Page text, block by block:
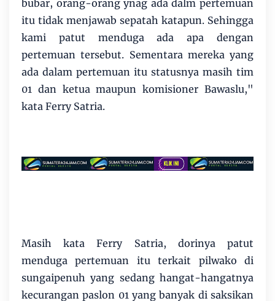
bubar, orang-orang ynag ada dalm pertemuan
itu tidak menjawab sepatah katapun. Sehingga
kami patut menduga ada apa dengan
pertemuan tersebut. Sementara mereka yang
ada dalam pertemuan itu statusnya masih tim
01 dan ketua maupun komisioner Bawaslu,"
kata Ferry Satria.
Masih kata Ferry Satria, dorinya patut
menduga pertemuan itu terkait pilwako di
sungaipenuh yang sedang hangat-hangatnya
kecurangan paslon 01 yang banyak di saksikan